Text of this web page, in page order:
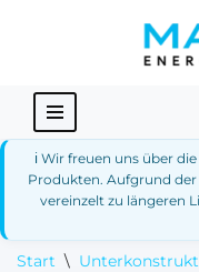
springen
ℹ️ Wir freuen uns über
Produkten. Aufgrund der
vereinzelt zu längeren
Start \